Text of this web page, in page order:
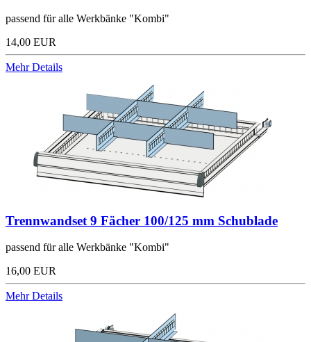
passend für alle Werkbänke "Kombi"
14,00 EUR
Mehr Details
Trennwandset 9 Fächer 100/125 mm Schublade
passend für alle Werkbänke "Kombi"
16,00 EUR
Mehr Details